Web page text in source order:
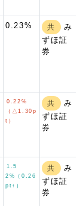
0.23% 共
み
ずほ証
券
0.22%
（△1.30p
t）
共
み
ずほ証
券
1.5
2%（0.26
pt↑）
共
み
ずほ証
券